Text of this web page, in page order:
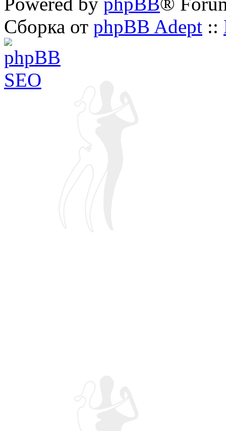
Сборка от phpBB Adept ::